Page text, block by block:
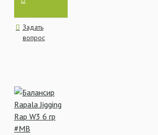
Задать
вопрос